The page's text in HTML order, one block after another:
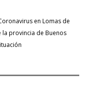
en Lomas de
la provincia de Buenos